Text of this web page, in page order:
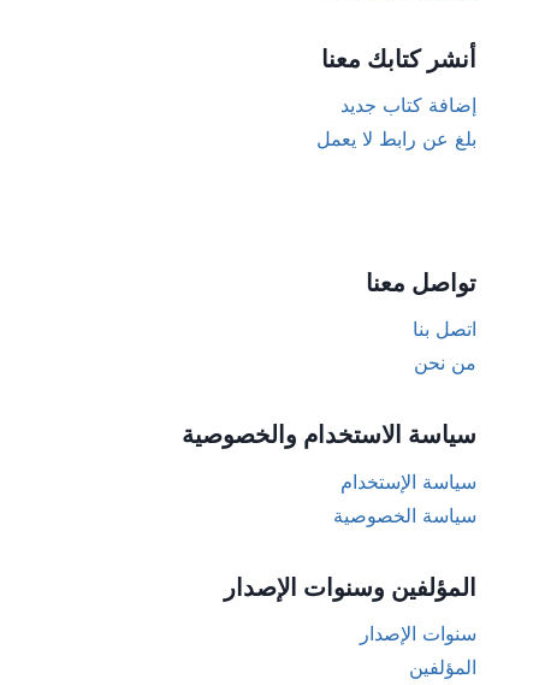
أنشر كتابك معنا
إضافة كتاب جديد
بلغ عن رابط لا يعمل
تواصل معنا
اتصل بنا
من نحن
سياسة الاستخدام والخصوصية
سياسة الإستخدام
سياسة الخصوصية
المؤلفين وسنوات الإصدار
سنوات الإصدار
المؤلفين